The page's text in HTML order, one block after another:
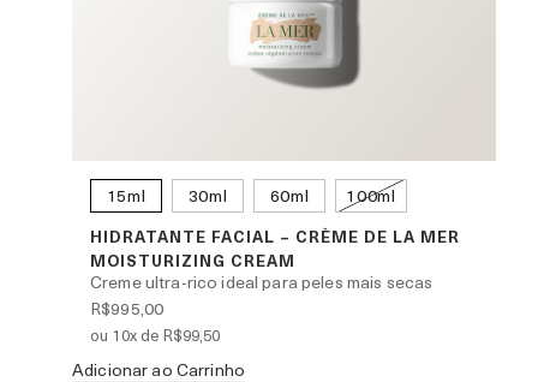
15ml 30ml 60ml 100ml
HIDRATANTE FACIAL – CRÈME DE LA MER
MOISTURIZING CREAM
Creme ultra-rico ideal para peles mais secas
R$995,00
ou 10x de R$99,50
Adicionar ao Carrinho